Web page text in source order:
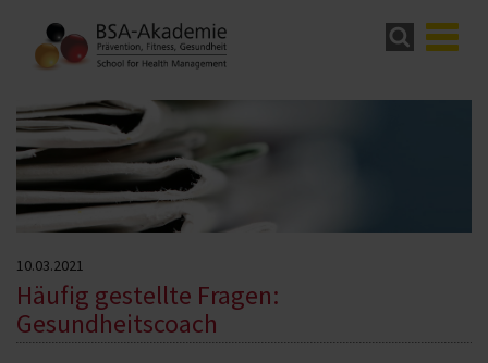
10.03.2021
Häufig gestellte Fragen:
Gesundheitscoach